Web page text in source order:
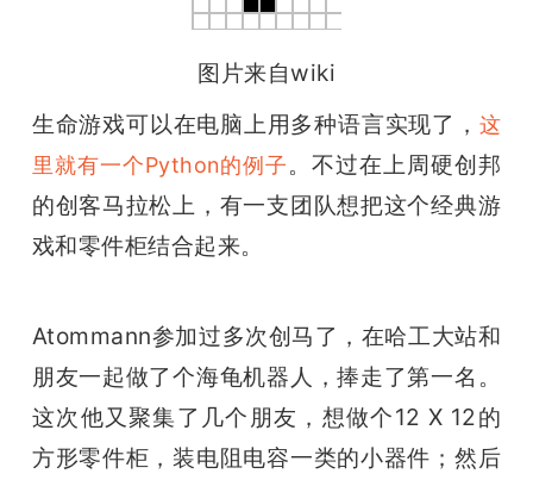
机
图片来自wiki
生命游戏可以在电脑上用多种语言实现了， 这
里就有一个Python的例子。不过在上周硬创邦
的创客马拉松上，有一支团队想把这个经典游
戏和零件柜结合起来。
Atommann参加过多次创马了，在哈工大站和
朋友一起做了个海龟机器人，捧走了第一名。
这次他又聚集了几个朋友，想做个12 X 12的
方形零件柜，装电阻电容一类的小器件；然后